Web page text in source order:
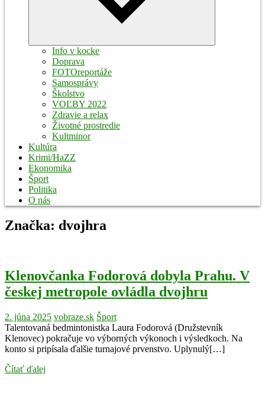
Info v kocke
Doprava
FOTOreportáže
Samosprávy
Školstvo
VOĽBY 2022
Zdravie a relax
Životné prostredie
Kultminor
Kultúra
Krimi/HaZZ
Ekonomika
Šport
Politika
O nás
Značka: dvojhra
Klenovčanka Fodorová dobyla Prahu. V
českej metropole ovládla dvojhru
2. júna 2025 vobraze.sk Šport
Talentovaná bedmintonistka Laura Fodorová (Družstevník
Klenovec) pokračuje vo výborných výkonoch i výsledkoch. Na
konto si pripísala ďalšie turnajové prvenstvo. Uplynulý[…]
Čítať ďalej